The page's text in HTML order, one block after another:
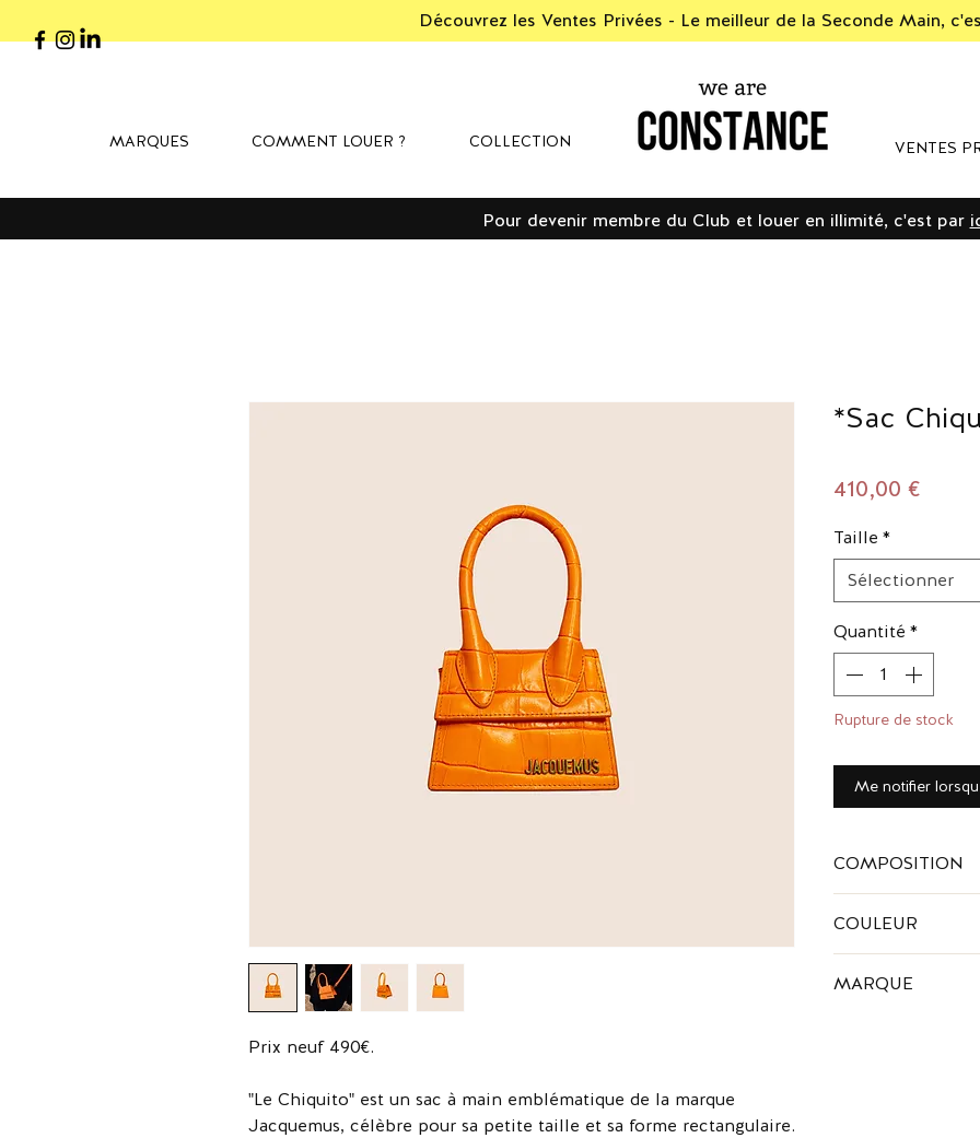
Découvrez les Ventes Privées - Le meilleur de la Seconde Main,
MARQUES COMMENT LOUER ? COLLECTION VENTES
Pour devenir membre du Club et louer en illimité, c'est par
Prix neuf 490€.
"Le Chiquito" est un sac à main emblématique de la marque
Jacquemus, célèbre pour sa petite taille et sa forme rectangulaire.
*Sac
410,00 €
Taille *
Sélectionner
Quantité *
Rupture de stock
Me notifier
COMPOSITION
COULEUR
MARQUE